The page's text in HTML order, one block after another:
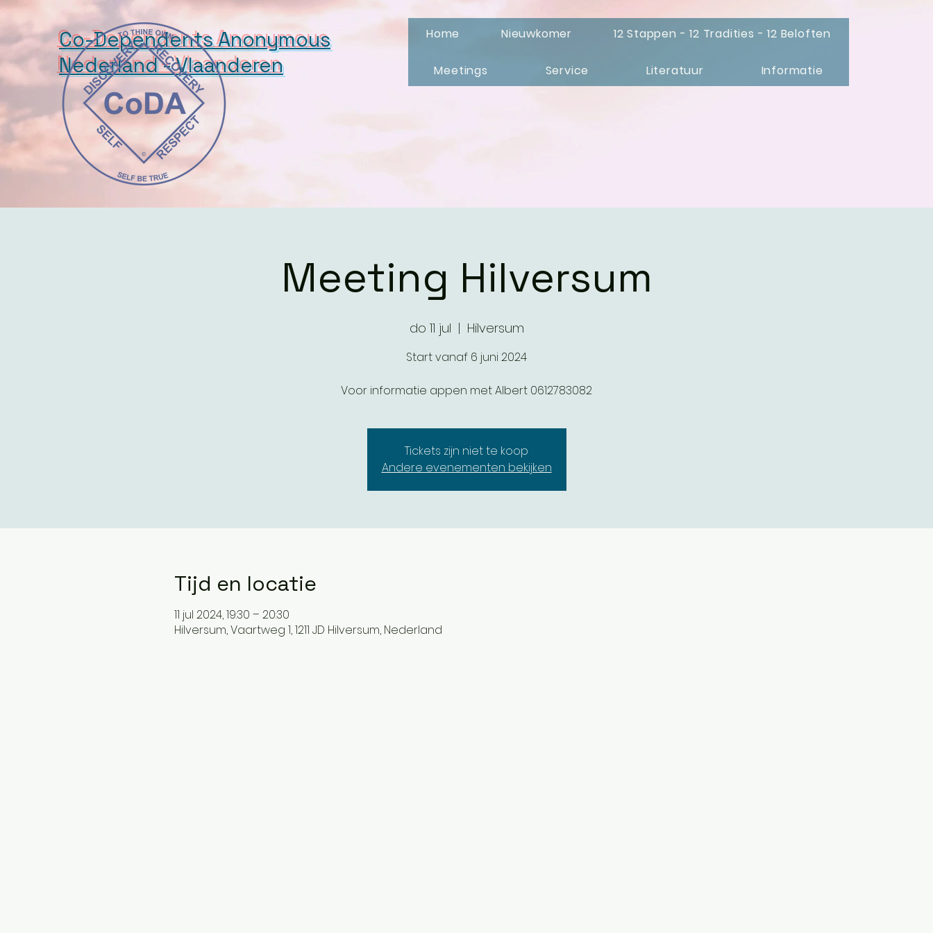
Co-Dependents Anonymous
Nederland - Vlaanderen
Home Nieuwkomer 12 Stappen - 12 Tradities - 12 Beloften
Meetings Service Literatuur Informatie
Meeting Hilversum
do 11 jul
  |
Hilversum
Start vanaf 6 juni 2024
Voor informatie appen met Albert 0612783082
Tickets zijn niet te koop
Andere evenementen bekijken
Tijd en locatie
11 jul 2024, 19:30 – 20:30
Hilversum, Vaartweg 1, 1211 JD Hilversum, Nederland